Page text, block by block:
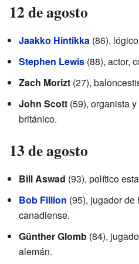
12 de agosto
Jaakko Hintikka (86),
Stephen Lewis (88), actor,
Zach Morizt (27),
John Scott (59), organista
británico.
13 de agosto
Bill Aswad (93), político
Bob Fillion (95), jugador
canadiense.
Günther Glomb (84),
alemán.